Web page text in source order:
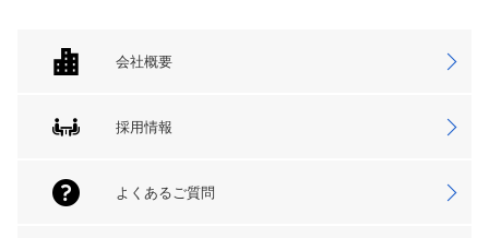
会社概要
採用情報
よくあるご質問